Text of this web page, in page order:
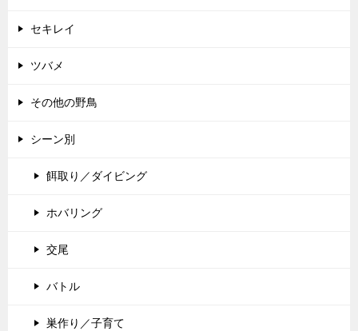
セキレイ
ツバメ
その他の野鳥
シーン別
餌取り／ダイビング
ホバリング
交尾
バトル
巣作り／子育て